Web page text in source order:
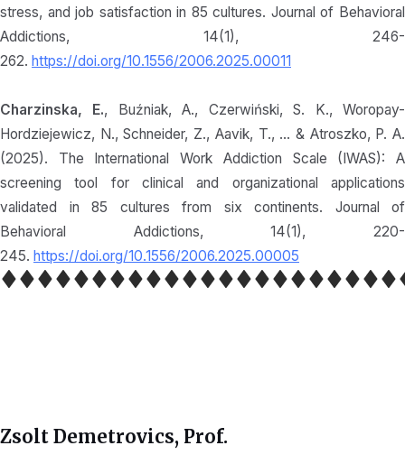
stress, and job satisfaction in 85 cultures. Journal of Behavioral
Addictions, 14(1), 246-
262. https://doi.org/10.1556/2006.2025.00011
Charzinska, E., Buźniak, A., Czerwiński, S. K., Woropay-
Hordziejewicz, N., Schneider, Z., Aavik, T., … & Atroszko, P. A.
(2025). The International Work Addiction Scale (IWAS): A
screening tool for clinical and organizational applications
validated in 85 cultures from six continents. Journal of
Behavioral Addictions, 14(1), 220-
245. https://doi.org/10.1556/2006.2025.00005
Zsolt Demetrovics, Prof.